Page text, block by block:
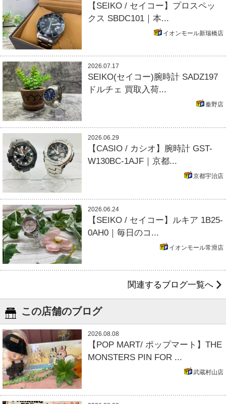
【SEIKO / セイコー】プロスペッ
クス SBDC101｜本...
イオンモール新瑞橋店
2026.07.17
SEIKO(セイコー)腕時計 SADZ197
ドルチェ 買取入荷...
秦野店
2026.06.29
【CASIO / カシオ】腕時計 GST-
W130BC-1AJF｜京都...
京都宇治店
2026.06.24
【SEIKO / セイコー】ルキア 1B25-
0AH0｜毎日のコ...
イオンモール常滑店
関連するブログ一覧へ
この店舗のブログ
2026.08.08
【POP MART/ ポップマート】THE
MONSTERS PIN FOR ...
武蔵村山店